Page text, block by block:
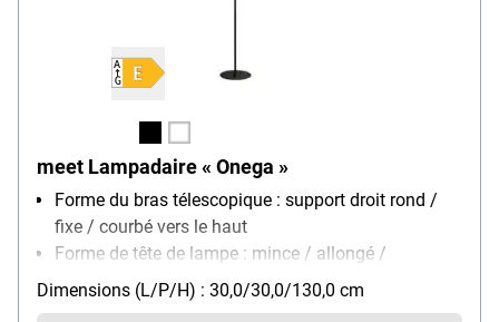
meet Lampadaire « Onega »
Forme du bras télescopique : support droit rond /
fixe / courbé vers le haut
Forme de tête de lampe : mince / allongé /
légèrement courbé / orientable
Montage : pied
Dimensions (L/P/H) : 30,0/30,0/130,0 cm